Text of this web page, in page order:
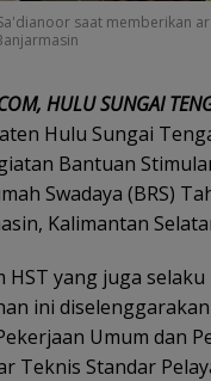
saat memberikan
HULU SUNGAI
Hulu Sungai
Bantuan
Swadaya (BRS)
Kalimantan
HST yang juga
ini
Umum dan
Teknis Standar